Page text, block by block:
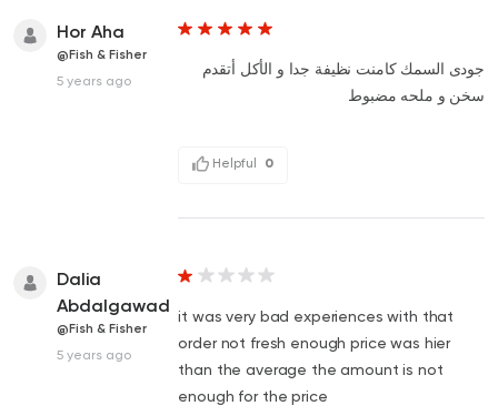
Hor Aha
@Fish & Fisher
5 years ago
جودى السمك كامنت نظيفة جدا و الأكل أتقدم
سخن و ملحه مضبوط
Helpful 0
Dalia
Abdalgawad
@Fish & Fisher
5 years ago
it was very bad experiences with that
order not fresh enough price was hier
than the average the amount is not
enough for the price